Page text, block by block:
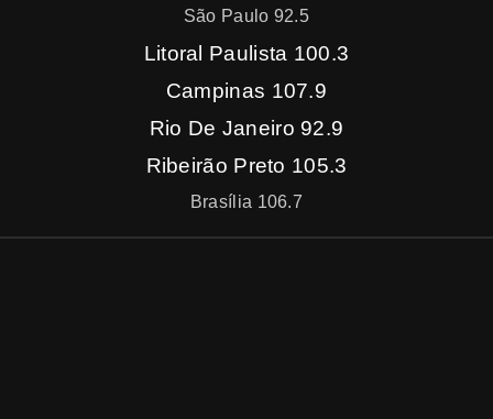
São Paulo 92.5
Litoral Paulista 100.3
Campinas 107.9
Rio De Janeiro 92.9
Ribeirão Preto 105.3
Brasília 106.7